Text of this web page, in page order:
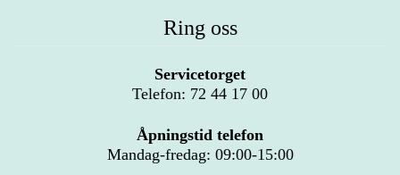
Ring oss
Servicetorget
Telefon: 72 44 17 00
Åpningstid telefon
Mandag-fredag: 09:00-15:00